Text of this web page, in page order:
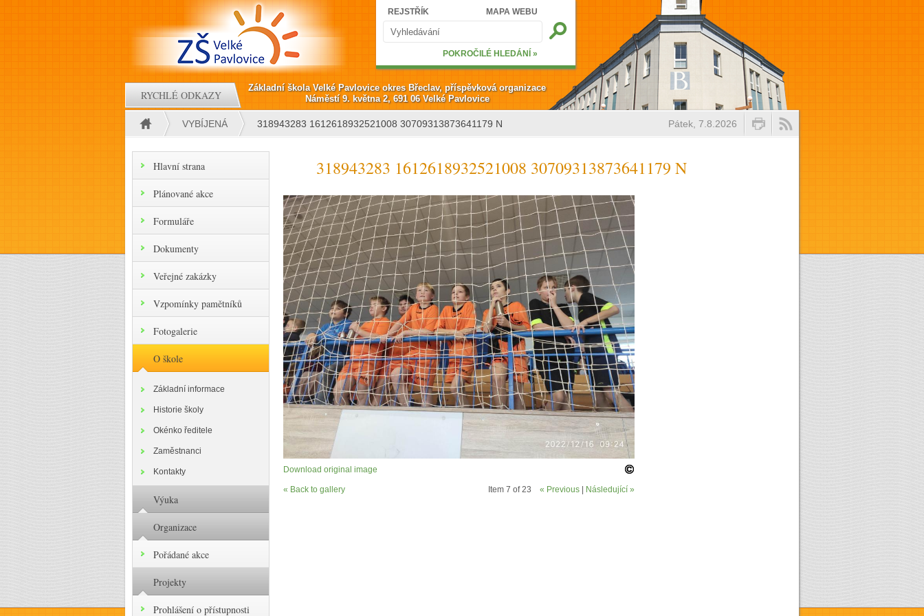
Vyhledávání
Hledat
REJSTŘÍK MAPA WEBU
POKROČILÉ HLEDÁNÍ »
RYCHLÉ ODKAZY
Základní škola Velké Pavlovice okres Břeclav, příspěvková organizace
Náměstí 9. května 2, 691 06 Velké Pavlovice
Jste zde VYBÍJENÁ 318943283 1612618932521008 30709313873641179 N Pátek, 7.8.2026
318943283 1612618932521008 30709313873641179 N
Download original image
« Back to gallery Item 7 of 23 « Previous Následující »
Hlavní strana
Plánované akce
Formuláře
Dokumenty
Veřejné zakázky
Vzpomínky pamětníků
Fotogalerie
O škole
Základní informace
Historie školy
Okénko ředitele
Zaměstnanci
Kontakty
Výuka
Organizace
Pořádané akce
Projekty
Prohlášení o přístupnosti